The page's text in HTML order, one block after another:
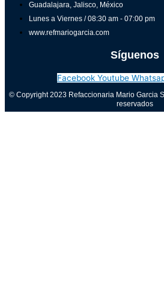
Guadalajara, Jalisco, México
Lunes a Viernes / 08:30 am - 07:00 pm
www.refmariogarcia.com
Síguenos
Facebook Youtube
© Copyright 2023 Refaccionaria Mario Garcia
reservados